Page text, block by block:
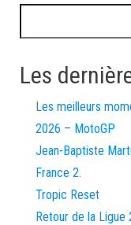
Les
Les meilleurs
2026 – MotoGP
Jean-Baptiste
France 2.
Tropic Reset
Retour de la